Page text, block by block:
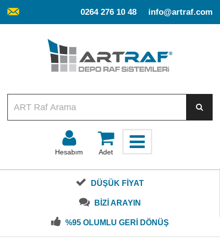
0264 276 10 48 info@artraf.com
Hesabım Adet
DÜŞÜK FİYAT
BİZİ ARAYIN
%95 OLUMLU GERİ DÖNÜŞ